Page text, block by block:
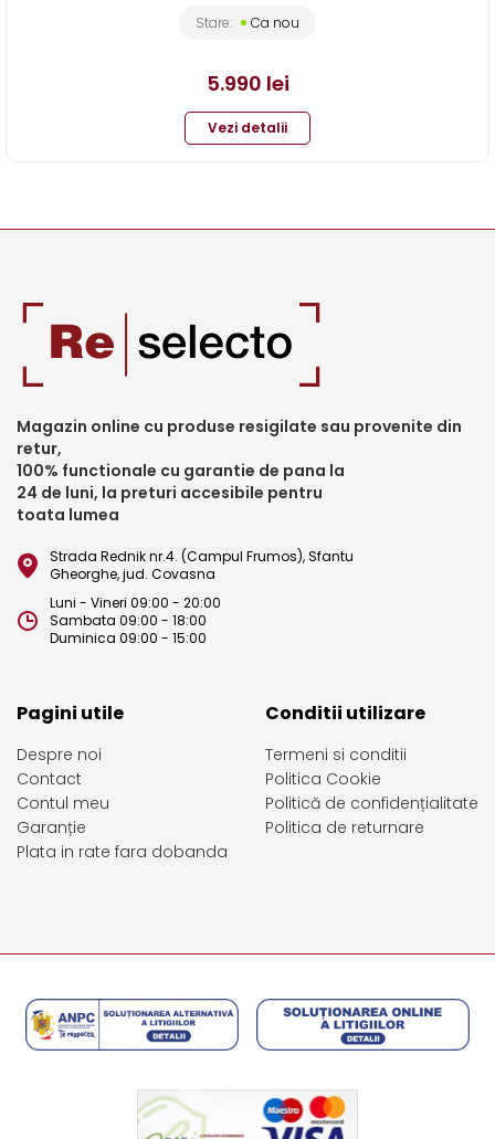
Stare: Ca nou
5.990 lei
Vezi detalii
Magazin online cu produse resigilate sau provenite din
retur,
100% functionale cu garantie de pana la
24 de luni, la preturi accesibile pentru
toata lumea
Strada Rednik nr.4. (Campul Frumos), Sfantu
Gheorghe, jud. Covasna
Luni - Vineri 09:00 - 20:00
Sambata 09:00 - 18:00
Duminica 09:00 - 15:00
Pagini utile
Despre noi
Contact
Contul meu
Garanție
Plata in rate fara dobanda
Conditii utilizare
Termeni si conditii
Politica Cookie
Politică de confidențialitate
Politica de returnare